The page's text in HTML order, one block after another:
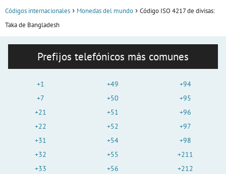
Códigos internacionales Monedas del mundo
Código ISO 4217 de divisas:
Taka de Bangladesh
Prefijos telefónicos más comunes
+1
+7
+21
+22
+31
+32
+33
+49
+50
+51
+52
+54
+55
+56
+94
+95
+96
+97
+98
+211
+212